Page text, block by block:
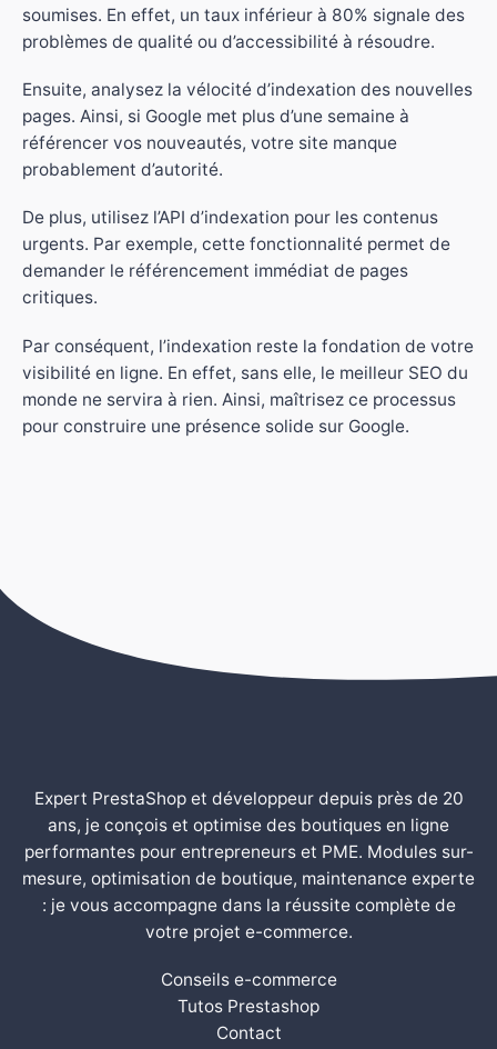
soumises. En effet, un taux inférieur à 80% signale des
problèmes de qualité ou d’accessibilité à résoudre.
Ensuite, analysez la vélocité d’indexation des nouvelles
pages. Ainsi, si Google met plus d’une semaine à
référencer vos nouveautés, votre site manque
probablement d’autorité.
De plus, utilisez l’API d’indexation pour les contenus
urgents. Par exemple, cette fonctionnalité permet de
demander le référencement immédiat de pages
critiques.
Par conséquent, l’indexation reste la fondation de votre
visibilité en ligne. En effet, sans elle, le meilleur SEO du
monde ne servira à rien. Ainsi, maîtrisez ce processus
pour construire une présence solide sur Google.
Expert PrestaShop et développeur depuis près de 20
ans, je conçois et optimise des boutiques en ligne
performantes pour entrepreneurs et PME. Modules sur-
mesure, optimisation de boutique, maintenance experte
: je vous accompagne dans la réussite complète de
votre projet e-commerce.
Conseils e-commerce
Tutos Prestashop
Contact